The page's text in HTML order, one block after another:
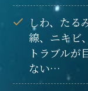
しわ、たる
線、ニキビ
トラブルが
ない…